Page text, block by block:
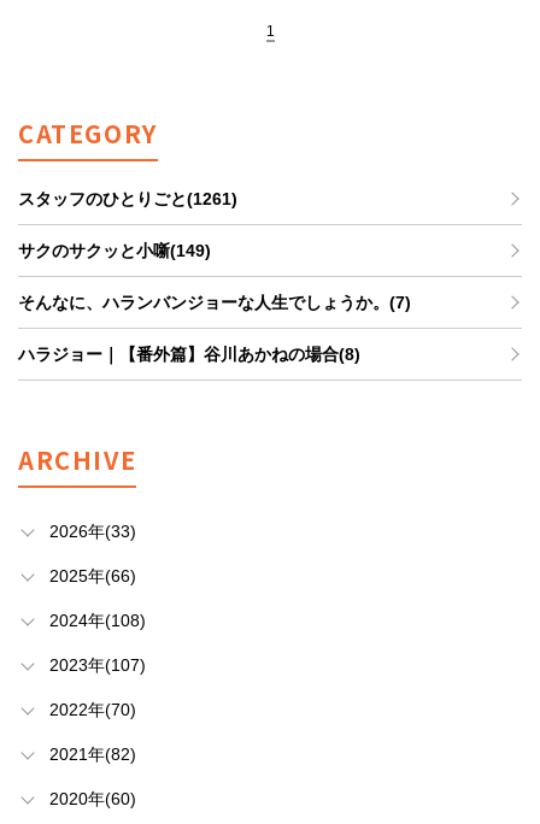
CATEGORY
スタッフのひとりごと(1261)
サクのサクッと小噺(149)
そんなに、ハランバンジョーな人生でしょうか。(7)
ハラジョー｜【番外篇】谷川あかねの場合(8)
ARCHIVE
2026年(33)
2025年(66)
2024年(108)
2023年(107)
2022年(70)
2021年(82)
2020年(60)
1